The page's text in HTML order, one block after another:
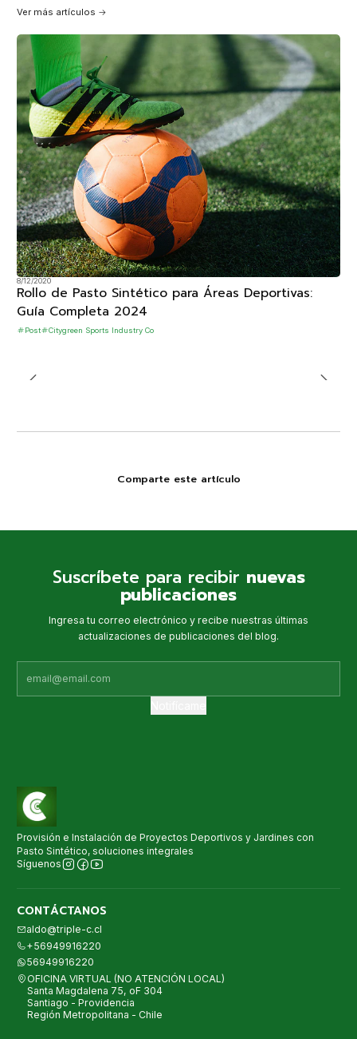
Ver más artículos
8/12/2020
Rollo de Pasto Sintético para Áreas Deportivas:
Guía Completa 2024
Post Citygreen Sports Industry Co
Comparte este artículo
Suscríbete para recibir nuevas
publicaciones
Ingresa tu correo electrónico y recibe nuestras últimas
actualizaciones de publicaciones del blog.
Provisión e Instalación de Proyectos Deportivos y Jardines con
Pasto Sintético, soluciones integrales
Síguenos
CONTÁCTANOS
aldo@triple-c.cl
+56949916220
56949916220
OFICINA VIRTUAL (NO ATENCIÓN LOCAL)
Santa Magdalena 75, oF 304
Santiago - Providencia
Región Metropolitana - Chile